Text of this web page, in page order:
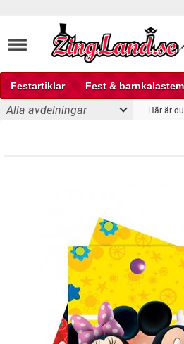
Festartiklar Fest &
Fest och partyprylar
Alla avdelningar Här är